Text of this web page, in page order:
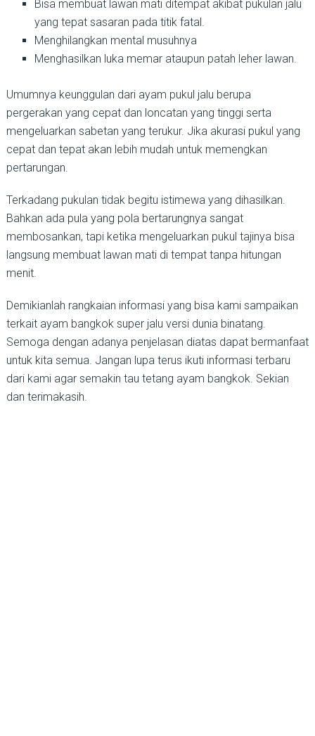
Bisa membuat lawan mati ditempat akibat pukulan jalu
yang tepat sasaran pada titik fatal.
Menghilangkan mental musuhnya
Menghasilkan luka memar ataupun patah leher lawan.
Umumnya keunggulan dari ayam pukul jalu berupa
pergerakan yang cepat dan loncatan yang tinggi serta
mengeluarkan sabetan yang terukur. Jika akurasi pukul yang
cepat dan tepat akan lebih mudah untuk memengkan
pertarungan.
Terkadang pukulan tidak begitu istimewa yang dihasilkan.
Bahkan ada pula yang pola bertarungnya sangat
membosankan, tapi ketika mengeluarkan pukul tajinya bisa
langsung membuat lawan mati di tempat tanpa hitungan
menit.
Demikianlah rangkaian informasi yang bisa kami sampaikan
terkait ayam bangkok super jalu versi dunia binatang.
Semoga dengan adanya penjelasan diatas dapat bermanfaat
untuk kita semua. Jangan lupa terus ikuti informasi terbaru
dari kami agar semakin tau tetang ayam bangkok. Sekian
dan terimakasih.